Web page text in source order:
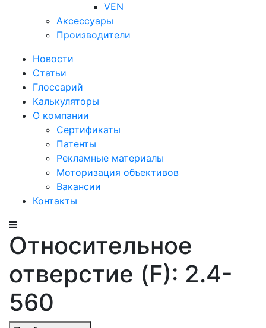
VEN
Аксессуары
Производители
Новости
Статьи
Глоссарий
Калькуляторы
О компании
Сертификаты
Патенты
Рекламные материалы
Моторизация объективов
Вакансии
Контакты
Относительное
отверстие (F): 2.4-
560